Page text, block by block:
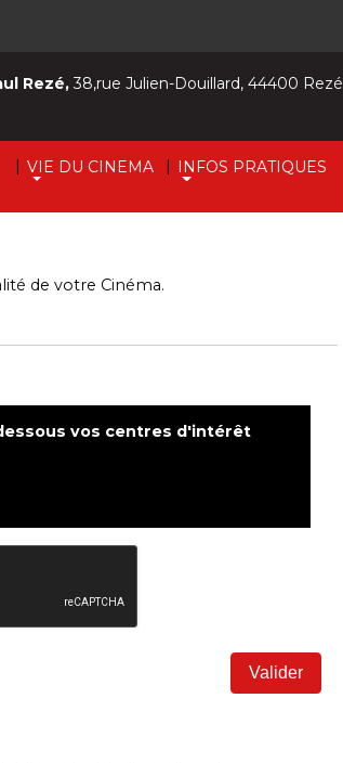
| VIE DU CINEMA | INFOS PRATIQUES
Rezé,38,rue Julien-Douillard, 44400 Rezé
de votre Cinéma.
vos centres d'intérêt